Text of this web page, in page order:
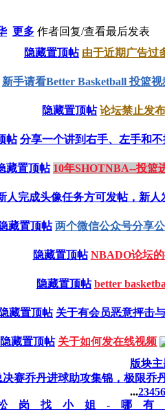
更多 作者回复/查看最后发表
隐藏置顶帖 由于近期广告过
新手请看Better Basketball 投篮
隐藏置顶帖 论坛禁止发
帖 分享一个讲到右手、左手和
藏置顶帖 10年SHOTNBA--投篮
人完成头像任务方可发帖，新
藏置顶帖 两个微信公众号分享
隐藏置顶帖 NBADO论坛
隐藏置顶帖 better
隐藏置顶帖 关于有会员恶意抨击
隐藏置顶帖 关于如何发在线视频
版块
决赛乔丹进球助攻集锦，极限乔
...23456
岗 找 小 姐 - 哪 有